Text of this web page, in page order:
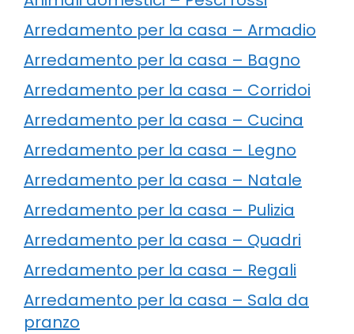
Arredamento per la casa – Armadio
Arredamento per la casa – Bagno
Arredamento per la casa – Corridoi
Arredamento per la casa – Cucina
Arredamento per la casa – Legno
Arredamento per la casa – Natale
Arredamento per la casa – Pulizia
Arredamento per la casa – Quadri
Arredamento per la casa – Regali
Arredamento per la casa – Sala da
pranzo